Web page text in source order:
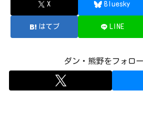
X Bluesky
はてブ LINE
ダン・熊野をフォロ